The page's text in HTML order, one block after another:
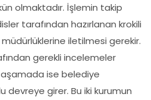
olmaktadır. İşlemin takip
tarafından hazırlanan krokili
iletilmesi gerekir.
gerekli incelemeler
aşamada ise belediye
devreye girer. Bu iki kurumun